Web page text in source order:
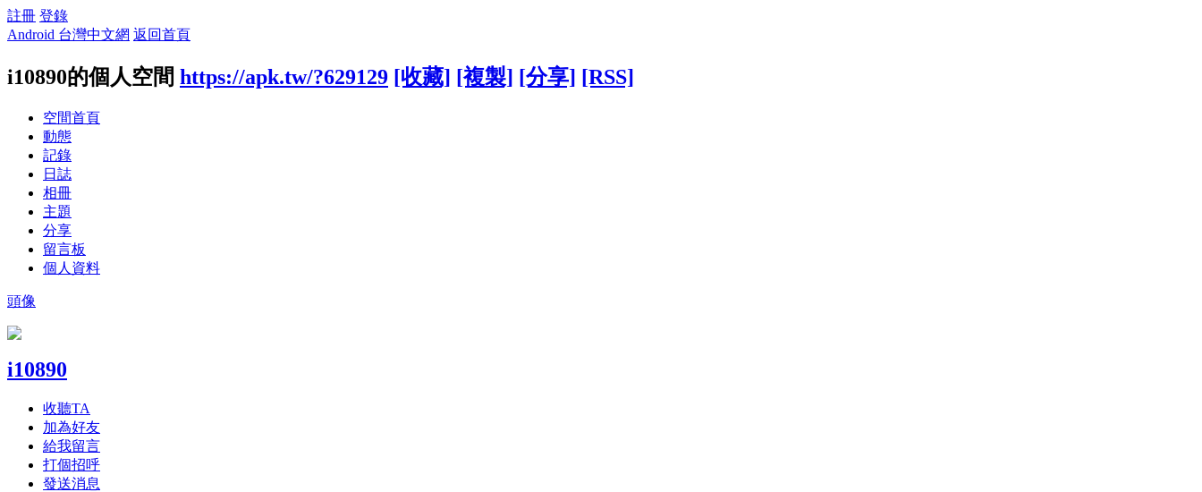
註冊 登錄
Android 台灣中文網 返回首頁
i10890的個人空間 https://apk.tw/?629129 [收藏] [複製] [分享] [RSS]
空間首頁
動態
記錄
日誌
相冊
主題
分享
留言板
個人資料
頭像
i10890
收聽TA
加為好友
給我留言
打個招呼
發送消息